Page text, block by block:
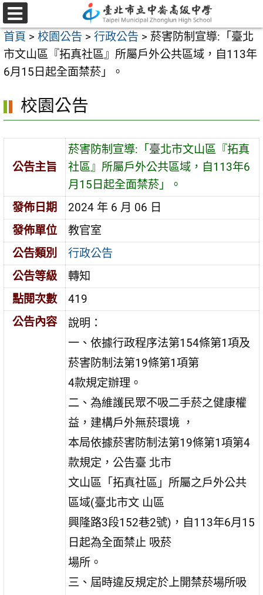
跳
至
主
要
內
區
選
單
首頁 > 校園公告 > 行政公告 > 菸害防制宣導:「臺北
市文山區『拓真社區』所屬戶外公共區域，自113年
6月15日起全面禁菸」。
校園公告
公告主旨
菸害防制宣導:「臺北市文山區『拓真
社區』所屬戶外公共區域，自113年6
月15日起全面禁菸」。
發佈日期
2024 年 6 月 06 日
發佈單位
教官室
公告類別
行政公告
公告等級
轉知
點閱次數
419
公告內容
說明：
一、依據行政程序法第154條第1項及
菸害防制法第19條第1項第
4款規定辦理。
二、為維護民眾不吸二手菸之健康權
益，建構戶外無菸環境 ，
本局依據菸害防制法第19條第1項第4
款規定，公告臺 北市
文山區「拓真社區」所屬之戶外公共
區域(臺北市文 山區
興隆路3段152巷2號)，自113年6月15
日起為全面禁止 吸菸
場所。
三、屆時違反規定於上開禁菸場所吸